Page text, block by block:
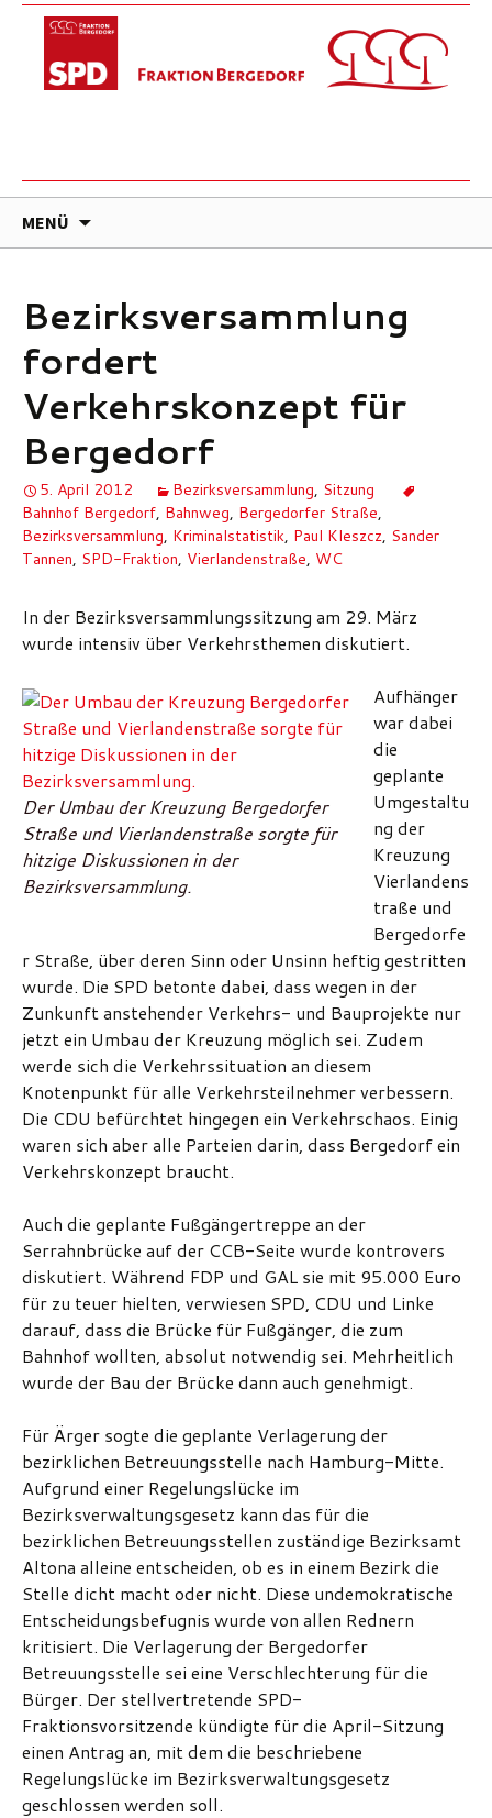
MENÜ
Bezirksversammlung
fordert
Verkehrskonzept für
Bergedorf
5. April 2012 Bezirksversammlung, Sitzung
Bahnhof Bergedorf, Bahnweg, Bergedorfer Straße,
Bezirksversammlung, Kriminalstatistik, Paul Kleszcz, Sander
Tannen, SPD-Fraktion, Vierlandenstraße, WC
In der Bezirksversammlungssitzung am 29. März
wurde intensiv über Verkehrsthemen diskutiert.
Der Umbau der Kreuzung Bergedorfer
Straße und Vierlandenstraße sorgte für
hitzige Diskussionen in der
Bezirksversammlung.
Aufhänger
war dabei
die
geplante
Umgestaltu
ng der
Kreuzung
Vierlandens
traße und
Bergedorfe
r Straße, über deren Sinn oder Unsinn heftig gestritten
wurde. Die SPD betonte dabei, dass wegen in der
Zunkunft anstehender Verkehrs- und Bauprojekte nur
jetzt ein Umbau der Kreuzung möglich sei. Zudem
werde sich die Verkehrssituation an diesem
Knotenpunkt für alle Verkehrsteilnehmer verbessern.
Die CDU befürchtet hingegen ein Verkehrschaos. Einig
waren sich aber alle Parteien darin, dass Bergedorf ein
Verkehrskonzept braucht.
Auch die geplante Fußgängertreppe an der
Serrahnbrücke auf der CCB-Seite wurde kontrovers
diskutiert. Während FDP und GAL sie mit 95.000 Euro
für zu teuer hielten, verwiesen SPD, CDU und Linke
darauf, dass die Brücke für Fußgänger, die zum
Bahnhof wollten, absolut notwendig sei. Mehrheitlich
wurde der Bau der Brücke dann auch genehmigt.
Für Ärger sogte die geplante Verlagerung der
bezirklichen Betreuungsstelle nach Hamburg-Mitte.
Aufgrund einer Regelungslücke im
Bezirksverwaltungsgesetz kann das für die
bezirklichen Betreuungsstellen zuständige Bezirksamt
Altona alleine entscheiden, ob es in einem Bezirk die
Stelle dicht macht oder nicht. Diese undemokratische
Entscheidungsbefugnis wurde von allen Rednern
kritisiert. Die Verlagerung der Bergedorfer
Betreuungsstelle sei eine Verschlechterung für die
Bürger. Der stellvertretende SPD-
Fraktionsvorsitzende kündigte für die April-Sitzung
einen Antrag an, mit dem die beschriebene
Regelungslücke im Bezirksverwaltungsgesetz
geschlossen werden soll.